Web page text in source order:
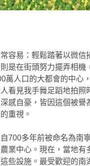
容易：輕鬆踏著以微信
是在街頭努力擺弄相機
萬人口的大都會的中心
看見我手舞足蹈地拍照
感自豪，皆因這個被譽
重視。
700多年前被命名為南
業中心。現在，當地有
些設施。最受歡迎的南